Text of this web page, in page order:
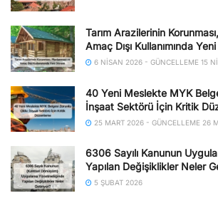
Tarım Arazilerinin
Amaç Dışı Kullanımında
6 NISAN 2026 - GÜNCELLEME 15
40 Yeni Meslekte MYK
İnşaat Sektörü İçin Kritik
25 MART 2026 - GÜNCELLEME 26
6306 Sayılı Kanunun
Yapılan Değişiklikler Neler
5 ŞUBAT 2026